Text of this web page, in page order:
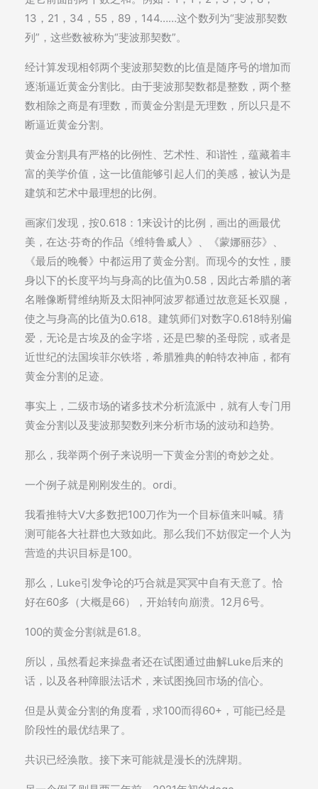
13，21，34，55，89，144……这个数列为“斐波那契数
列”，这些数被称为“斐波那契数”。
经计算发现相邻两个斐波那契数的比值是随序号的增加而
逐渐逼近黄金分割比。由于斐波那契数都是整数，两个整
数相除之商是有理数，而黄金分割是无理数，所以只是不
断逼近黄金分割。
黄金分割具有严格的比例性、艺术性、和谐性，蕴藏着丰
富的美学价值，这一比值能够引起人们的美感，被认为是
建筑和艺术中最理想的比例。
画家们发现，按0.618：1来设计的比例，画出的画最优
美，在达·芬奇的作品《维特鲁威人》、《蒙娜丽莎》、
《最后的晚餐》中都运用了黄金分割。而现今的女性，腰
身以下的长度平均与身高的比值为0.58，因此古希腊的著
名雕像断臂维纳斯及太阳神阿波罗都通过故意延长双腿，
使之与身高的比值为0.618。建筑师们对数字0.618特别偏
爱，无论是古埃及的金字塔，还是巴黎的圣母院，或者是
近世纪的法国埃菲尔铁塔，希腊雅典的帕特农神庙，都有
黄金分割的足迹。
事实上，二级市场的诸多技术分析流派中，就有人专门用
黄金分割以及斐波那契数列来分析市场的波动和趋势。
那么，我举两个例子来说明一下黄金分割的奇妙之处。
一个例子就是刚刚发生的。ordi。
我看推特大V大多数把100刀作为一个目标值来叫喊。猜
测可能各大社群也大致如此。那么我们不妨假定一个人为
营造的共识目标是100。
那么，Luke引发争论的巧合就是冥冥中自有天意了。恰
好在60多（大概是66），开始转向崩溃。12月6号。
100的黄金分割就是61.8。
所以，虽然看起来操盘者还在试图通过曲解Luke后来的
话，以及各种障眼法话术，来试图挽回市场的信心。
但是从黄金分割的角度看，求100而得60+，可能已经是
阶段性的最优结果了。
共识已经涣散。接下来可能就是漫长的洗牌期。